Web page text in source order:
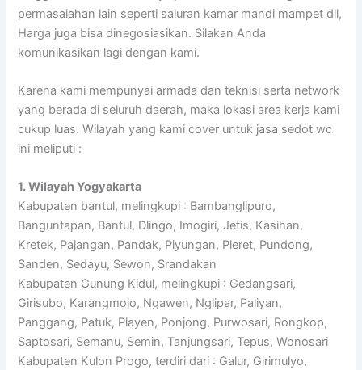
permasalahan lain seperti saluran kamar mandi mampet dll,
Harga juga bisa dinegosiasikan. Silakan Anda
komunikasikan lagi dengan kami.
Karena kami mempunyai armada dan teknisi serta network
yang berada di seluruh daerah, maka lokasi area kerja kami
cukup luas. Wilayah yang kami cover untuk jasa sedot wc
ini meliputi :
1. Wilayah Yogyakarta
Kabupaten bantul, melingkupi : Bambanglipuro,
Banguntapan, Bantul, Dlingo, Imogiri, Jetis, Kasihan,
Kretek, Pajangan, Pandak, Piyungan, Pleret, Pundong,
Sanden, Sedayu, Sewon, Srandakan
Kabupaten Gunung Kidul, melingkupi : Gedangsari,
Girisubo, Karangmojo, Ngawen, Nglipar, Paliyan,
Panggang, Patuk, Playen, Ponjong, Purwosari, Rongkop,
Saptosari, Semanu, Semin, Tanjungsari, Tepus, Wonosari
Kabupaten Kulon Progo, terdiri dari : Galur, Girimulyo,